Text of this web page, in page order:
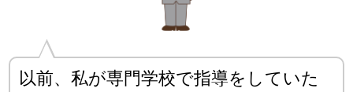
以前、私が専門学校で指導をしていた